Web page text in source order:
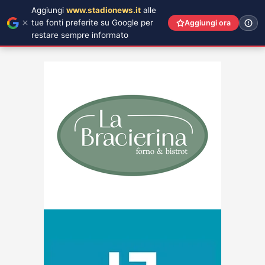
Aggiungi www.stadionews.it alle
tue fonti preferite su Google per
restare sempre informato
Aggiungi ora